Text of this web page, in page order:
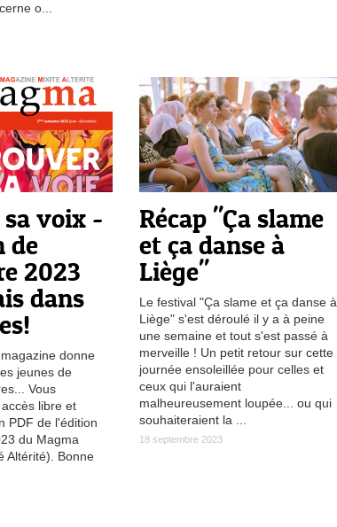
o...
voix -
de
2023
dans
donne
jeunes de
Vous
libre et
PDF de l'édition
du Magma
Altérité). Bonne
Récap "Ça slame
et ça danse à
Liège"
Le festival "Ça slame et ça danse à
Liège" s'est déroulé il y a à peine
une semaine et tout s'est passé à
merveille ! Un petit retour sur cette
journée ensoleillée pour celles et
ceux qui l'auraient
malheureusement loupée... ou qui
souhaiteraient la ...
18 septembre 2023